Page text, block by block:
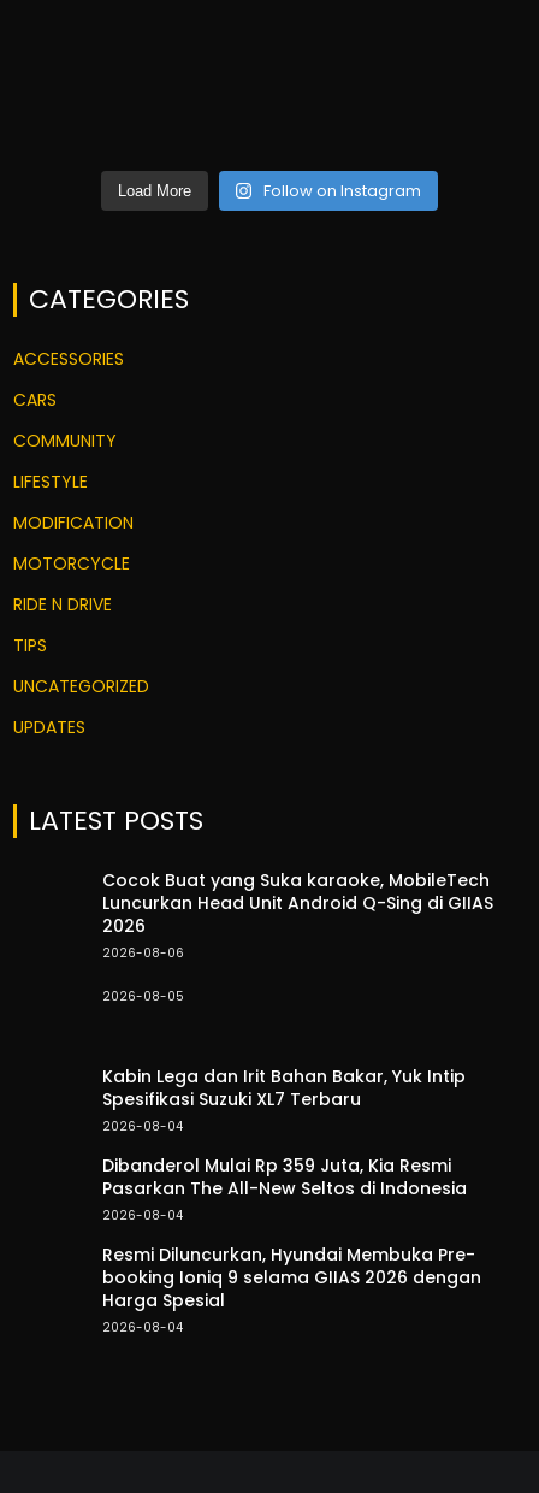
Load More Follow on Instagram
CATEGORIES
ACCESSORIES
CARS
COMMUNITY
LIFESTYLE
MODIFICATION
MOTORCYCLE
RIDE N DRIVE
TIPS
UNCATEGORIZED
UPDATES
LATEST POSTS
Cocok Buat yang Suka karaoke, MobileTech
Luncurkan Head Unit Android Q-Sing di GIIAS
2026
2026-08-06
2026-08-05
Kabin Lega dan Irit Bahan Bakar, Yuk Intip
Spesifikasi Suzuki XL7 Terbaru
2026-08-04
Dibanderol Mulai Rp 359 Juta, Kia Resmi
Pasarkan The All-New Seltos di Indonesia
2026-08-04
Resmi Diluncurkan, Hyundai Membuka Pre-
booking Ioniq 9 selama GIIAS 2026 dengan
Harga Spesial
2026-08-04